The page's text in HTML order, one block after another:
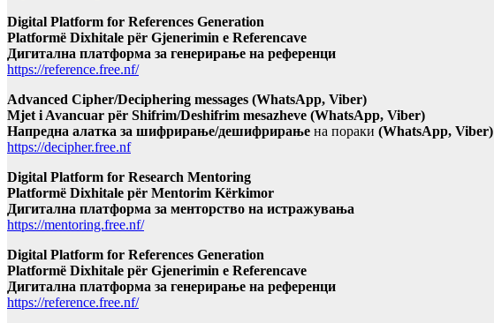
Digital Platform for References Generation
Platformë Dixhitale për Gjenerimin e Referencave
Дигитална платформа за генерирање на референци
https://reference.free.nf/
Advanced Cipher/Deciphering messages (WhatsApp, Viber)
Mjet i Avancuar për Shifrim/Deshifrim mesazheve (WhatsApp, Viber)
Напредна алатка за шифрирање/дешифрирање на пораки (WhatsApp, Viber)
https://decipher.free.nf
Digital Platform for Research Mentoring
Platformë Dixhitale për Mentorim Kërkimor
Дигитална платформа за менторство на истражувања
https://mentoring.free.nf/
Digital Platform for References Generation
Platformë Dixhitale për Gjenerimin e Referencave
Дигитална платформа за генерирање на референци
https://reference.free.nf/